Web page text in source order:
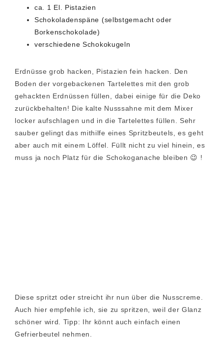
ca. 1 El. Pistazien
Schokoladenspäne (selbstgemacht oder
Borkenschokolade)
verschiedene Schokokugeln
Erdnüsse grob hacken, Pistazien fein hacken. Den
Boden der vorgebackenen Tartelettes mit den grob
gehackten Erdnüssen füllen, dabei einige für die Deko
zurückbehalten! Die kalte Nusssahne mit dem Mixer
locker aufschlagen und in die Tartelettes füllen. Sehr
sauber gelingt das mithilfe eines Spritzbeutels, es geht
aber auch mit einem Löffel. Füllt nicht zu viel hinein, es
muss ja noch Platz für die Schokoganache bleiben 😉 !
Diese spritzt oder streicht ihr nun über die Nusscreme.
Auch hier empfehle ich, sie zu spritzen, weil der Glanz
schöner wird. Tipp: Ihr könnt auch einfach einen
Gefrierbeutel nehmen.